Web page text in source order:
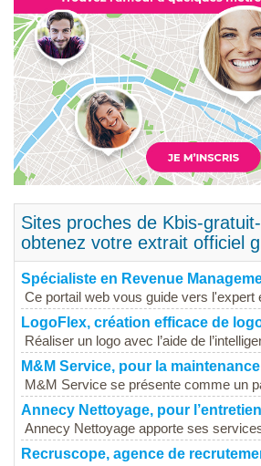
Sites proches de Kbis-
obtenez votre extrait officiel
Spécialiste en Revenue
Ce portail web vous guide vers
LogoFlex, création efficace de
Réaliser un logo avec l’aide de
M&M Service, pour la
M&M Service se présente comme un
Annecy Nettoyage, pour
Annecy Nettoyage apporte ses
Recruscope, agence de